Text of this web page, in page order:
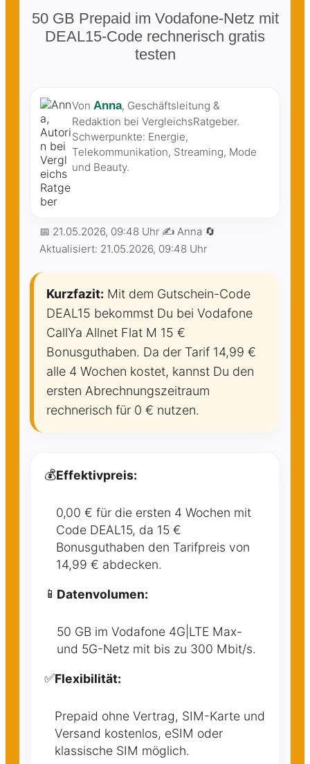
50 GB Prepaid im Vodafone-Netz mit
DEAL15-Code rechnerisch gratis
testen
Von Anna, Geschäftsleitung &
Redaktion bei VergleichsRatgeber.
Schwerpunkte: Energie,
Telekommunikation, Streaming, Mode
und Beauty.
📅 21.05.2026, 09:48 Uhr ✍️ Anna 🔄
Aktualisiert: 21.05.2026, 09:48 Uhr
Kurzfazit: Mit dem Gutschein-Code
DEAL15 bekommst Du bei Vodafone
CallYa Allnet Flat M 15 €
Bonusguthaben. Da der Tarif 14,99 €
alle 4 Wochen kostet, kannst Du den
ersten Abrechnungszeitraum
rechnerisch für 0 € nutzen.
💰Effektivpreis:
0,00 € für die ersten 4 Wochen mit
Code DEAL15, da 15 €
Bonusguthaben den Tarifpreis von
14,99 € abdecken.
📱 Datenvolumen:
50 GB im Vodafone 4G|LTE Max-
und 5G-Netz mit bis zu 300 Mbit/s.
✅Flexibilität:
Prepaid ohne Vertrag, SIM-Karte und
Versand kostenlos, eSIM oder
klassische SIM möglich.